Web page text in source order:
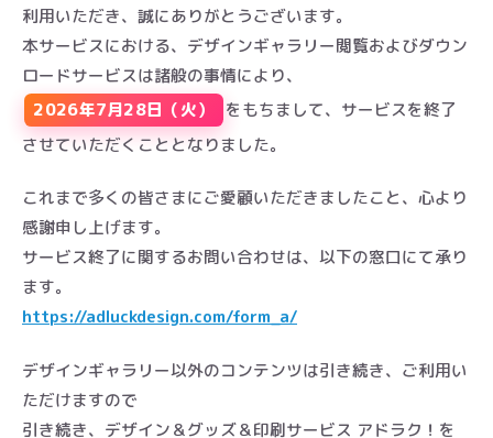
利用いただき、誠にありがとうございます。
本サービスにおける、デザインギャラリー閲覧およびダウン
ロードサービスは諸般の事情により、
2026年7月28日（火）
をもちまして、サービスを終了
させていただくこととなりました。
これまで多くの皆さまにご愛顧いただきましたこと、心より
感謝申し上げます。
サービス終了に関するお問い合わせは、以下の窓口にて承り
ます。
https://adluckdesign.com/form_a/
デザインギャラリー以外のコンテンツは引き続き、ご利用い
ただけますので
引き続き、デザイン＆グッズ＆印刷サービス アドラク！を